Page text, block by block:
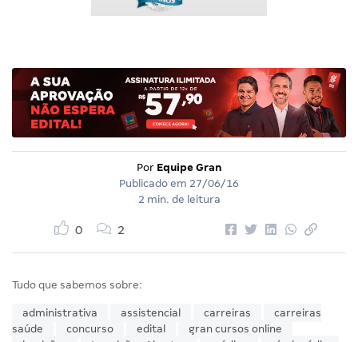
Por Equipe Gran
Publicado em 27/06/16
2 min. de leitura
0 2
Tudo que sabemos sobre:
administrativa assistencial carreiras
carreiras
saúde
concurso edital
gran cursos online